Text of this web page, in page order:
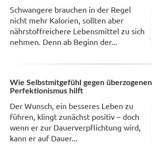
Schwangere brauchen in der Regel
nicht mehr Kalorien, sollten aber
nährstoffreichere Lebensmittel zu sich
nehmen. Denn ab Beginn der...
Wie Selbstmitgefühl gegen überzogenen
Perfektionismus hilft
Der Wunsch, ein besseres Leben zu
führen, klingt zunächst positiv – doch
wenn er zur Dauerverpflichtung wird,
kann er auf Dauer...